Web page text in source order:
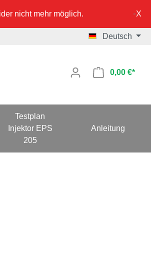
nicht mehr möglich.
Deutsch
0,00 €*
Testplan
Injektor EPS
205
Anleitung